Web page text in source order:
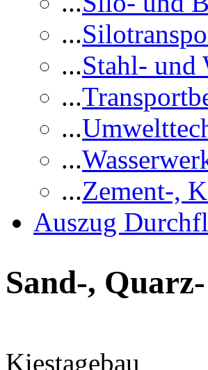
...
...Stahl- und
...
...
...
...Zement-,
Auszug
Sand-,
Kiestagebau